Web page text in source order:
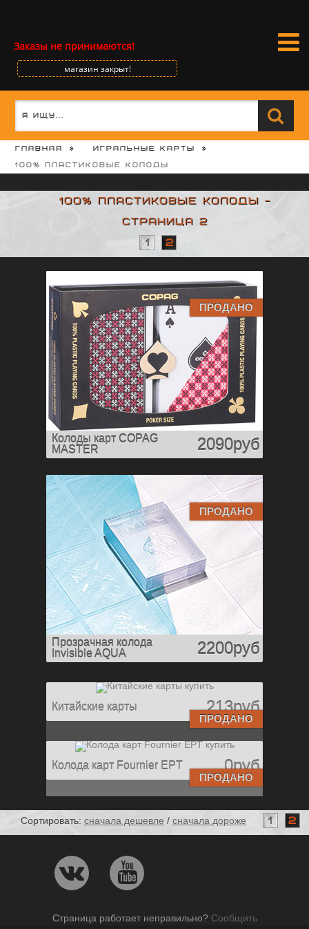
Заказы не принимаются!
магазин закрыт!
Главная
Игральные карты
100% пластиковые колоды
100% пластиковые колоды -
страница 2
1
2
ПРОДАНО
Колоды карт COPAG
MASTER
2090руб
ПРОДАНО
Прозрачная колода
Invisible AQUA
2200руб
ПРОДАНО
Китайские карты 213руб
ПРОДАНО
Колода карт Fournier EPT 0руб
Сортировать: сначала дешевле / сначала дороже 1 2
Страница работает неправильно? Сообщить